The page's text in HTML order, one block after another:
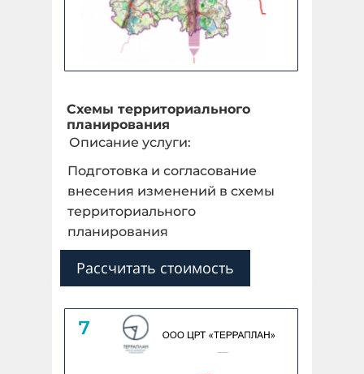
Схемы территориального
планирования
Описание услуги:
Подготовка и согласование
внесения изменений в схемы
территориального
планирования
Рассчитать стоимость